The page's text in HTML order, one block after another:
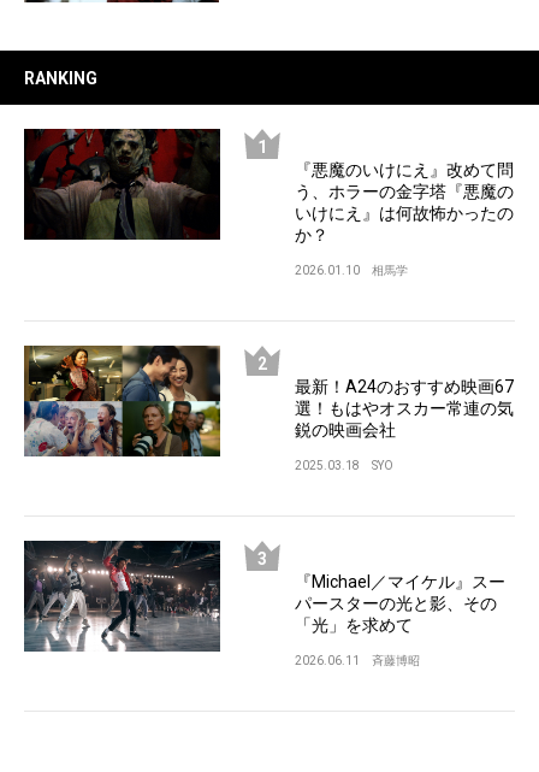
RANKING
『悪魔のいけにえ』改めて問
う、ホラーの金字塔『悪魔の
いけにえ』は何故怖かったの
か？
2026.01.10 相馬学
最新！A24のおすすめ映画67
選！もはやオスカー常連の気
鋭の映画会社
2025.03.18 SYO
『Michael／マイケル』スー
パースターの光と影、その
「光」を求めて
2026.06.11 斉藤博昭